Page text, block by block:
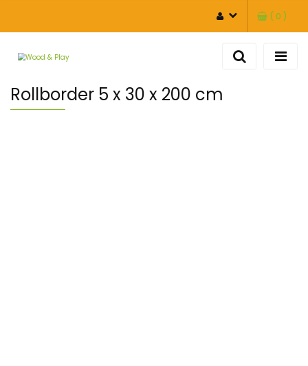
ZALOGUJ SIĘ
DODAJ ZGŁOSZENIE
( 0 )
Rollborder 5 x 30 x 200 cm